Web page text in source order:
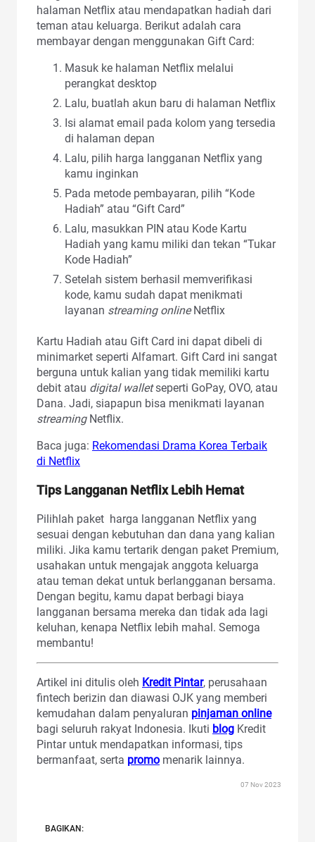
halaman Netflix atau mendapatkan hadiah dari
teman atau keluarga. Berikut adalah cara
membayar dengan menggunakan Gift Card:
Masuk ke halaman Netflix melalui
perangkat desktop
Lalu, buatlah akun baru di halaman Netflix
Isi alamat email pada kolom yang tersedia
di halaman depan
Lalu, pilih harga langganan Netflix yang
kamu inginkan
Pada metode pembayaran, pilih “Kode
Hadiah” atau “Gift Card”
Lalu, masukkan PIN atau Kode Kartu
Hadiah yang kamu miliki dan tekan “Tukar
Kode Hadiah”
Setelah sistem berhasil memverifikasi
kode, kamu sudah dapat menikmati
layanan streaming onlineNetflix
Kartu Hadiah atau Gift Card ini dapat dibeli di
minimarket seperti Alfamart. Gift Card ini sangat
berguna untuk kalian yang tidak memiliki kartu
debit atau digital walletseperti GoPay, OVO, atau
Dana. Jadi, siapapun bisa menikmati layanan
streamingNetflix.
Baca juga: Rekomendasi Drama Korea Terbaik
di Netflix
Tips Langganan Netflix Lebih Hemat
Pilihlah paket harga langganan Netflix yang
sesuai dengan kebutuhan dan dana yang kalian
miliki. Jika kamu tertarik dengan paket Premium,
usahakan untuk mengajak anggota keluarga
atau teman dekat untuk berlangganan bersama.
Dengan begitu, kamu dapat berbagi biaya
langganan bersama mereka dan tidak ada lagi
keluhan, kenapa Netflix lebih mahal. Semoga
membantu!
Artikel ini ditulis oleh Kredit Pintar, perusahaan
fintech berizin dan diawasi OJK yang memberi
kemudahan dalam penyaluran pinjaman online
bagi seluruh rakyat Indonesia. Ikuti blog Kredit
Pintar untuk mendapatkan informasi, tips
bermanfaat, serta promo menarik lainnya.
07 Nov 2023
BAGIKAN: